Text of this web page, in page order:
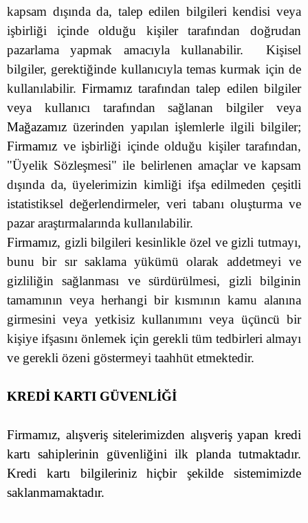
kapsam dışında da, talep edilen bilgileri kendisi veya
işbirliği içinde olduğu kişiler tarafından doğrudan
pazarlama yapmak amacıyla kullanabilir. Kişisel
bilgiler, gerektiğinde kullanıcıyla temas kurmak için de
kullanılabilir.Firmamız tarafından talep edilen bilgiler
veya kullanıcı tarafından sağlanan bilgiler veya
Mağazamız üzerinden yapılan işlemlerle ilgili bilgiler;
Firmamız ve işbirliği içinde olduğu kişiler tarafından,
"Üyelik Sözleşmesi" ile belirlenen amaçlar ve kapsam
dışında da, üyelerimizin kimliği ifşa edilmeden çeşitli
istatistiksel değerlendirmeler, veri tabanı oluşturma ve
pazar araştırmalarında kullanılabilir.
Firmamız, gizli bilgileri kesinlikle özel ve gizli tutmayı,
bunu bir sır saklama yükümü olarak addetmeyi ve
gizliliğin sağlanması ve sürdürülmesi, gizli bilginin
tamamının veya herhangi bir kısmının kamu alanına
girmesini veya yetkisiz kullanımını veya üçüncü bir
kişiye ifşasını önlemek için gerekli tüm tedbirleri almayı
ve gerekli özeni göstermeyi taahhüt etmektedir.
KREDİ KARTI GÜVENLİĞİ
Firmamız, alışveriş sitelerimizden alışveriş yapan kredi
kartı sahiplerinin güvenliğini ilk planda tutmaktadır.
Kredi kartı bilgileriniz hiçbir şekilde sistemimizde
saklanmamaktadır.